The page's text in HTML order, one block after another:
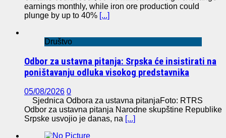
earnings monthly, while iron ore production could
plunge by up to 40% [...]
Društvo
Odbor za ustavna pitanja: Srpska će insistirati na
poništavanju odluka visokog predstavnika
05/08/2026 0
Sjednica Odbora za ustavna pitanjaFoto: RTRS
Odbor za ustavna pitanja Narodne skupštine Republike
Srpske usvojio je danas, na [...]